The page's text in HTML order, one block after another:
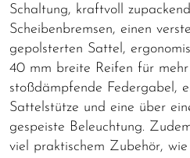
Schaltung, kraftvoll
Scheibenbremsen, einen
gepolsterten Sattel,
40 mm breite Reifen für
stoßdämpfende Federgabel,
Sattelstütze und eine über
gespeiste Beleuchtung.
viel praktischem Zubehör,